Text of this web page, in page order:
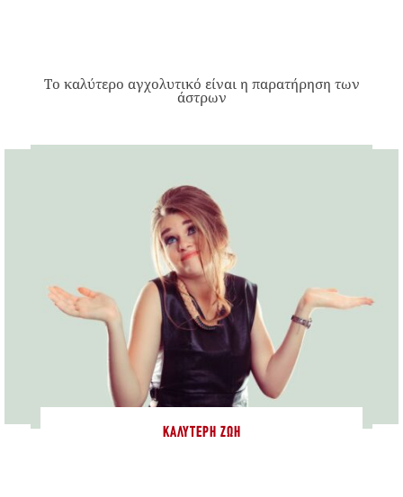
Το καλύτερο αγχολυτικό είναι η παρατήρηση των
άστρων
ΚΑΛΎΤΕΡΗ ΖΩΉ